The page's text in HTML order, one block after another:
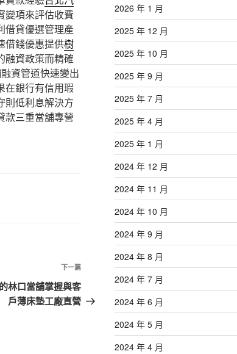
變項來評估收費
借貸優選管理產
借錢優惠提供樹
融資政策而精確
資管道快速變出
在銀行有信用瑕
則低利息解決方
款三重當舖專營
下
一
篇
下一篇
林口當舖掌握與客
戶薄床墊工廠直營
2026 年 1 月
2025 年 12 月
2025 年 10 月
2025 年 9 月
2025 年 7 月
2025 年 4 月
2025 年 1 月
2024 年 12 月
2024 年 11 月
2024 年 10 月
2024 年 9 月
2024 年 8 月
2024 年 7 月
2024 年 6 月
2024 年 5 月
2024 年 4 月